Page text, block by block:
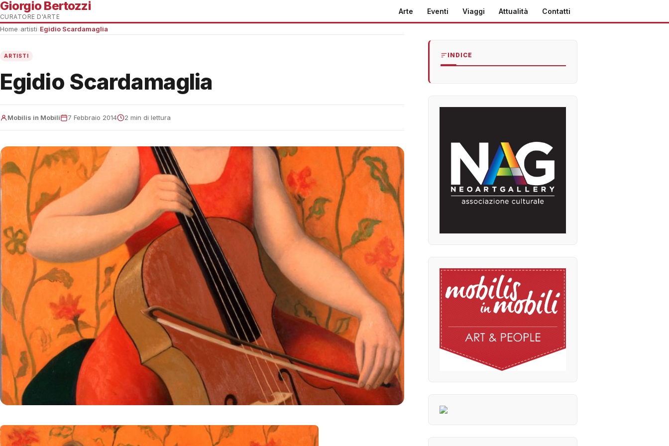
Giorgio Bertozzi
CURATORE D'ARTE
Arte Eventi Viaggi Attualità Contatti
Home artisti Egidio Scardamaglia
ARTISTI
Egidio Scardamaglia
Mobilis in Mobili 7 Febbraio 2014 2 min di lettura
INDICE